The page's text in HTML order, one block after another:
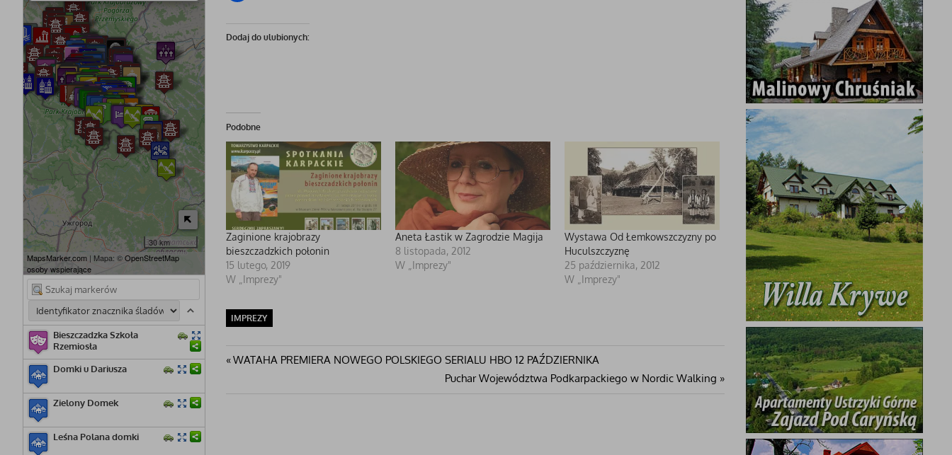
Dodaj do ulubionych:
Podobne
Zaginione krajobrazy
bieszczadzkich połonin
15 lutego, 2019
W „Imprezy"
Aneta Łastik w Zagrodzie Magija
8 listopada, 2012
W „Imprezy"
Wystawa Od Łemkowszczyzny po
Huculszczyznę
25 października, 2012
W „Imprezy"
IMPREZY
Nawigacja
Poprzedni
WATAHA PREMIERA NOWEGO POLSKIEGO SERIALU HBO 12 PAŹDZIERNIKA
Następny
Puchar Województwa Podkarpackiego w Nordic Walking
30 km
MapsMarker.com | Mapa: ©OpenStreetMap
osoby wspierające
Bieszczadzka Szkoła
Rzemiosła
Domki u Dariusza
Zielony Domek
Leśna Polana domki